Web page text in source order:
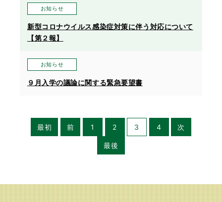
お知らせ
新型コロナウイルス感染症対策に伴う対応について
【第２報】
お知らせ
９月入学の議論に関する緊急要望書
最初 前 1 2 3 4 次
最後